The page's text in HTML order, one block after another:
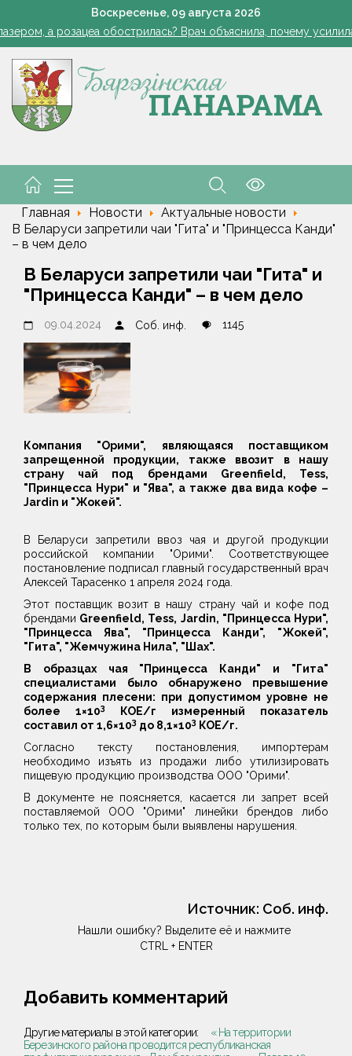
Воскресенье, 09 августа 2026
жара ушла, но лето не спешит прощаться. Рябов рассказал о
а розацеа обострилась? Врач объяснила, почему
В Пинском районе бесправник сбил мопед, его водитель в
В МВД разъяснили нюансы выдачи паспортов
жара ушла, но лето не спешит прощаться. Рябов рассказал о
В Пинском районе бесправник сбил мопед, его водитель в
Главная Новости
Актуальные новости
В Беларуси запретили чаи "Гита" и "Принцесса Канди"
– в чем дело
В Беларуси запретили чаи "Гита" и
"Принцесса Канди" – в чем дело
09.04.2024 Соб. инф. 1145
Компания "Орими", являющаяся поставщиком
запрещенной продукции, также ввозит в нашу
страну чай под брендами Greenfield, Tess,
"Принцесса Нури" и "Ява", а также два вида кофе –
Jardin и "Жокей".
В Беларуси запретили ввоз чая и другой продукции
российской компании "Орими". Соответствующее
постановление подписал главный государственный врач
Алексей Тарасенко 1 апреля 2024 года.
Этот поставщик возит в нашу страну чай и кофе под
брендами Greenfield, Tess, Jardin, "Принцесса Нури",
"Принцесса Ява", "Принцесса Канди", "Жокей",
"Гита", "Жемчужина Нила", "Шах".
В образцах чая "Принцесса Канди" и "Гита"
специалистами было обнаружено превышение
содержания плесени: при допустимом уровне не
более 1×103 КОЕ/г
измеренный показатель
составил от 1,6×103 до 8,1×103 КОЕ/г.
Согласно тексту постановления, импортерам
необходимо изъять из продажи либо утилизировать
пищевую продукцию производства ООО "Орими".
В документе не поясняется, касается ли запрет всей
поставляемой ООО "Орими" линейки брендов либо
только тех, по которым были выявлены нарушения.
Источник: Соб. инф.
Нашли ошибку? Выделите её и нажмите
CTRL + ENTER
Добавить комментарий
Другие материалы в этой категории:
« На территории
Березинского района проводится республиканская